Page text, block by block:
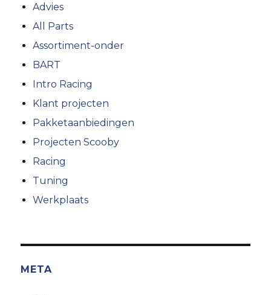
Advies
All Parts
Assortiment-onder
BART
Intro Racing
Klant projecten
Pakketaanbiedingen
Projecten Scooby
Racing
Tuning
Werkplaats
META